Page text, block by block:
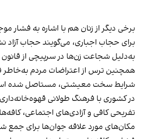
برخی دیگر از زنان هم با اشاره به فشار
برای حجاب اجباری، می‌گویند حجاب آزاد
به‌دلیل شجاعت زن‌ها در سرپیچی از
همچنین ترس از اعتراضات مردم به‌خاطر
شرایط سخت معیشتی، مستاصل شده
در کشوری با فرهنگ طولانی
تفریحی کافی و آزادی‌های اجتماعی،
مکان‌های مورد علاقه جوان‌ها برای جمع